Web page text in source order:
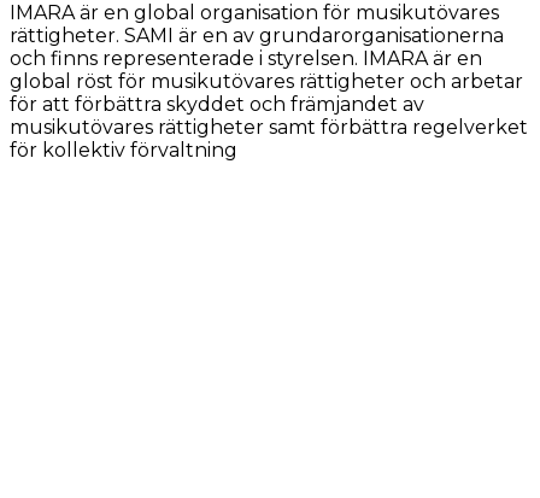
IMARA är en global organisation för musikutövares
rättigheter. SAMI är en av grundarorganisationerna
och finns representerade i styrelsen. IMARA är en
global röst för musikutövares rättigheter och arbetar
för att förbättra skyddet och främjandet av
musikutövares rättigheter samt förbättra regelverket
för kollektiv förvaltning